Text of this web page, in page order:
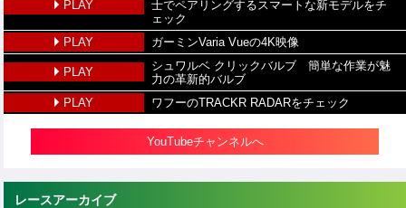
PLAY
士でペアリングするスマートな新モデルをチ
ェック
PLAY
ガーミンVaria Vueの4K映像
PLAY
シュワルベ クリックバルブ 簡単な作業が魅
力の革新的バルブ
PLAY
ワフーのTRACKR RADARをチェック
YouTubeチャンネルへ
レースアーカイブ